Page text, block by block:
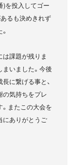
)を投入してゴー
るも決めきれず
課題が残りま
いました。今後
に繋げる事と、
の気持ちをプレ
またこの大会を
にありがとうご